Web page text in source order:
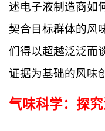
述电子液制造商如
契合目标群体的风
们得以超越泛泛而
证据为基础的风味
气味科学：探